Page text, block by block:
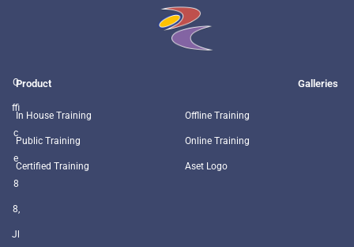
O
ffi
c
e
8
8,
Jl
Product
In House Training
Public Training
Certified Training
Galleries
Offline Training
Online Training
Aset Logo